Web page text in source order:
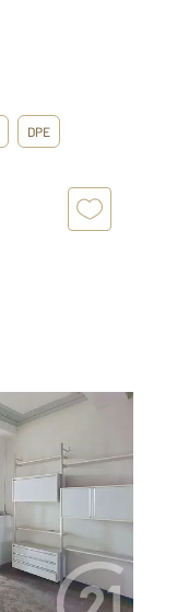
DPE